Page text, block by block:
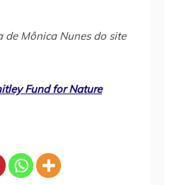
de Mônica Nunes do site
Fund for Nature